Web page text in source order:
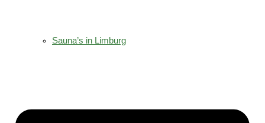
Sauna’s in Limburg